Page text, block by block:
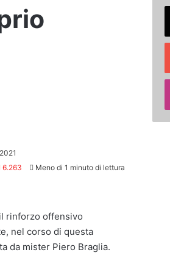
6.263
Meno di 1 minuto di lettura
rinforzo offensivo
nel corso di questa
da mister Piero Braglia.